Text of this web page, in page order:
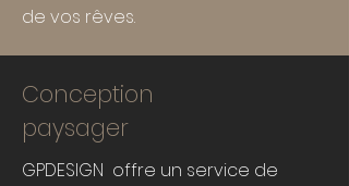
de vos rêves.
Conception
paysager
GPDESIGN offre un service de